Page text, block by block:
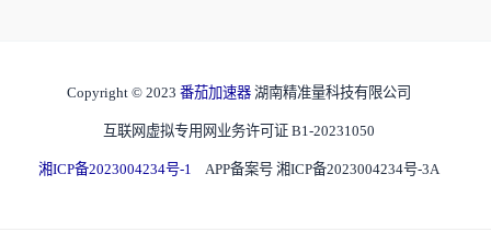
Copyright © 2023 番茄加速器 湖南精准量科技有限公司
互联网虚拟专用网业务许可证 B1-20231050
湘ICP备2023004234号-1 APP备案号 湘ICP备2023004234号-3A